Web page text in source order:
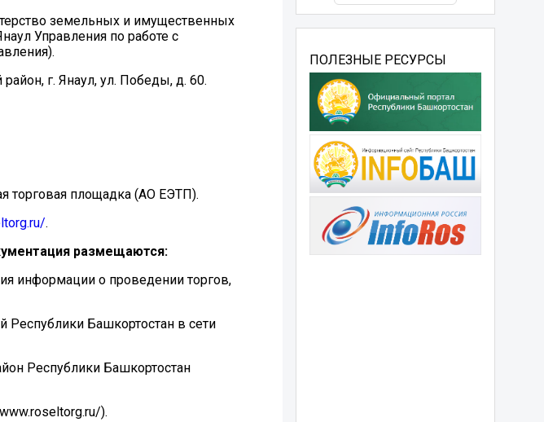
земельных и имущественных
Управления по работе с
г. Янаул, ул. Победы, д. 60.
торговая площадка (АО ЕЭТП).
.
размещаются:
информации о проведении торгов,
Башкортостан в сети
Республики Башкортостан
).
ПОЛЕЗНЫЕ РЕСУРСЫ